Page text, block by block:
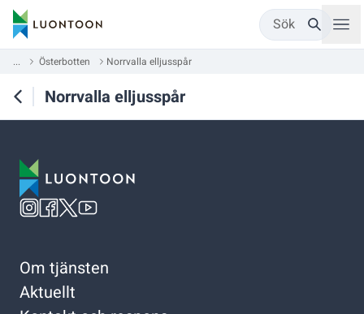
Sök
... Österbotten Norrvalla elljusspår
Norrvalla elljusspår
Om tjänsten
Aktuellt